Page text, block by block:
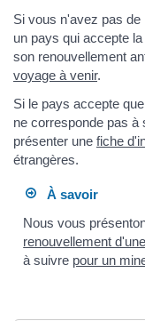
Si vous n'avez pas
un pays qui accepte
son renouvellement
voyage à venir.
Si le pays accepte
ne corresponde pas à
présenter une fiche
étrangères.
À savoir
Nous vous
renouvellement
à suivre pour un